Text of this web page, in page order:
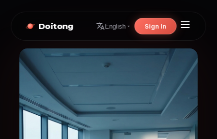
Doitong English Sign In